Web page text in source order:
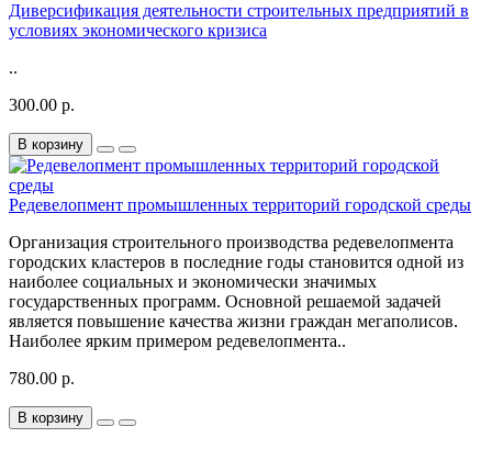
Диверсификация деятельности строительных предприятий в
условиях экономического кризиса
..
300.00 р.
В корзину
Редевелопмент промышленных территорий городской среды
Организация строительного производства редевелопмента
городских кластеров в последние годы становится одной из
наиболее социальных и экономически значимых
государственных программ. Основной решаемой задачей
является повышение качества жизни граждан мегаполисов.
Наиболее ярким примером редевелопмента..
780.00 р.
В корзину